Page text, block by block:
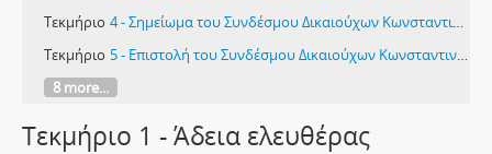
Τεκμήριο 4 - Σημείωμα του Συνδέσμου Δικαιούχων Κωνσταντινουπολιτών σχετικά με νομοθετική ρύθμιση της αποζήμιωσής τους (2)
Τεκμήριο 5 - Επιστολή του Συνδέσμου Δικαιούχων Κωνσταντινουπολιτών προς την εφημερίδα "Βραδυνή" σχετικά με ζητήματα αποζημίωσής τους
8 more...
Τεκμήριο 1 - Άδεια ελευθέρας